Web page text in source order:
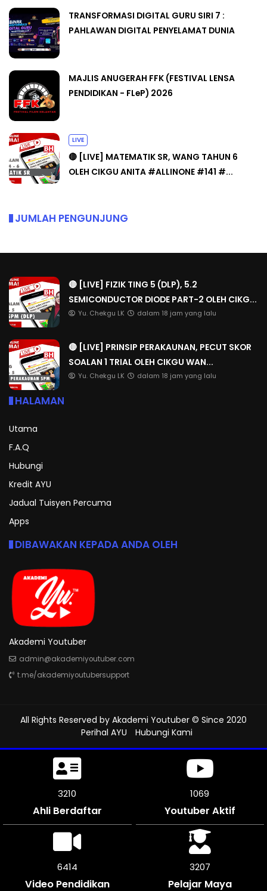
TRANSFORMASI DIGITAL GURU SIRI 7 :
PAHLAWAN DIGITAL PENYELAMAT DUNIA
MAJLIS ANUGERAH FFK (FESTIVAL LENSA
PENDIDIKAN - FLeP) 2026
LIVE
🔴 [LIVE] MATEMATIK SR, WANG TAHUN 6
OLEH CIKGU ANITA #ALLINONE #141 #...
JUMLAH PENGUNJUNG
🔴 [LIVE] FIZIK TING 5 (DLP), 5.2
SEMICONDUCTOR DIODE PART-2 OLEH CIKG...
Yu. Chekgu LK dalam 18 jam yang lalu
🔴 [LIVE] PRINSIP PERAKAUNAN, PECUT SKOR
SOALAN 1 TRIAL OLEH CIKGU WAN...
Yu. Chekgu LK dalam 18 jam yang lalu
HALAMAN
Utama
F.A.Q
Hubungi
Kredit AYU
Jadual Tuisyen Percuma
Apps
DIBAWAKAN KEPADA ANDA OLEH
Akademi Youtuber
admin@akademiyoutuber.com
t.me/akademiyoutubersupport
All Rights Reserved by Akademi Youtuber © Since 2020
Perihal AYU
Hubungi Kami
3540
Ahli Berdaftar
1180
Youtuber Aktif
7080
Video Pendidikan
3540
Pelajar Maya